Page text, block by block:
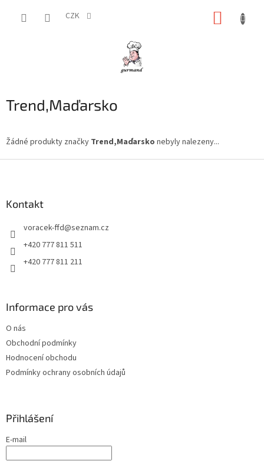
CZK
Trend,Maďarsko
Žádné produkty značky Trend,Maďarsko nebyly nalezeny...
Kontakt
voracek-ffd@seznam.cz
+420 777 811 511
+420 777 811 211
Informace pro vás
O nás
Obchodní podmínky
Hodnocení obchodu
Podmínky ochrany osobních údajů
Přihlášení
E-mail